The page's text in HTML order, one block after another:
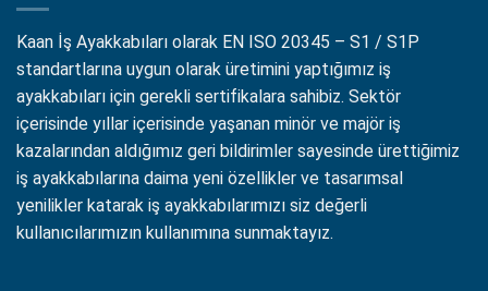
Kaan İş Ayakkabıları olarak EN ISO 20345 – S1 / S1P
standartlarına uygun olarak üretimini yaptığımız iş
ayakkabıları için gerekli sertifikalara sahibiz. Sektör
içerisinde yıllar içerisinde yaşanan minör ve majör iş
kazalarından aldığımız geri bildirimler sayesinde ürettiğimiz
iş ayakkabılarına daima yeni özellikler ve tasarımsal
yenilikler katarak iş ayakkabılarımızı siz değerli
kullanıcılarımızın kullanımına sunmaktayız.